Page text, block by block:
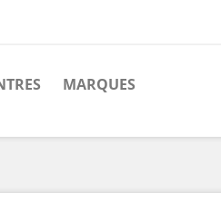
MARQUES